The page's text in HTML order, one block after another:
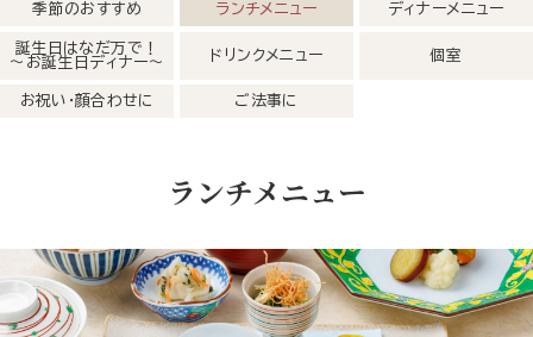
移
季節のおすすめ ランチメニュー ディナーメニュー
誕生日はなだ万で！
～お誕生日ディナー～
ドリンクメニュー 個室
お祝い・顔合わせに ご法事に
ランチメニュー